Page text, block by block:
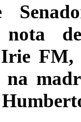
nota
FM,
na